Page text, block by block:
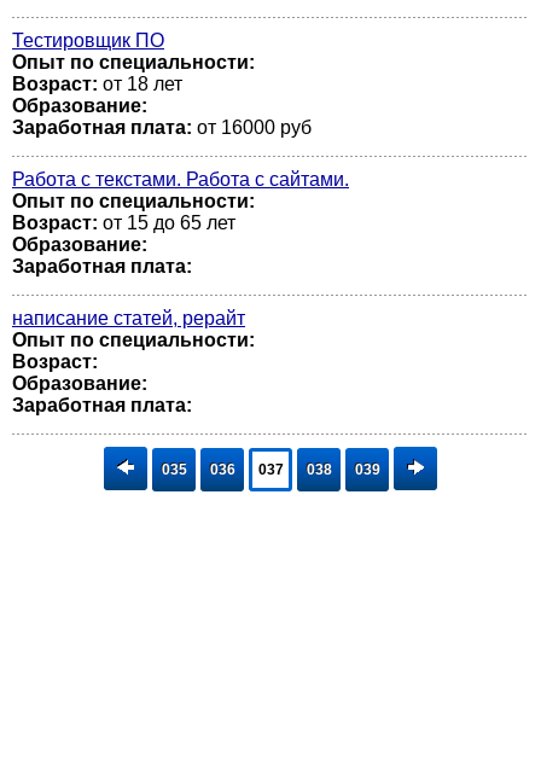
Тестировщик ПО
Опыт по специальности:
Возраст: от 18 лет
Образование:
Заработная плата: от 16000 руб
Работа с текстами. Работа с сайтами.
Опыт по специальности:
Возраст: от 15 до 65 лет
Образование:
Заработная плата:
написание статей, рерайт
Опыт по специальности:
Возраст:
Образование:
Заработная плата:
035 036 037 038 039